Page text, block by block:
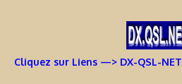
Cliquez sur Liens —> DX-QSL-NET